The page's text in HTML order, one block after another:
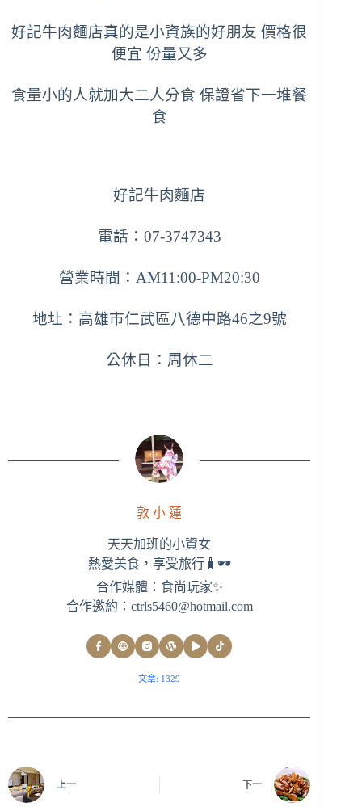
好記牛肉麵店真的是小資族的好朋友 價格很
便宜 份量又多
食量小的人就加大二人分食 保證省下一堆餐
食
好記牛肉麵店
電話：07-3747343
營業時間：AM11:00-PM20:30
地圵：高雄市仁武區八德中路46之9號
公休日：周休二
敦 小 蓮
天天加班的小資女
熱愛美食，享受旅行🧳🕶
合作媒體：食尚玩家✨
合作邀約： ctrls5460@hotmail.com
文章: 1329
上一 下一